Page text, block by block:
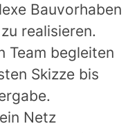
Bauvorhaben
realisieren.
Team begleiten
Skizze bis
Netz